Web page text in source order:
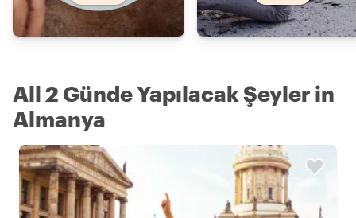
All 2 Günde Yapılacak Şeyler in
Almanya